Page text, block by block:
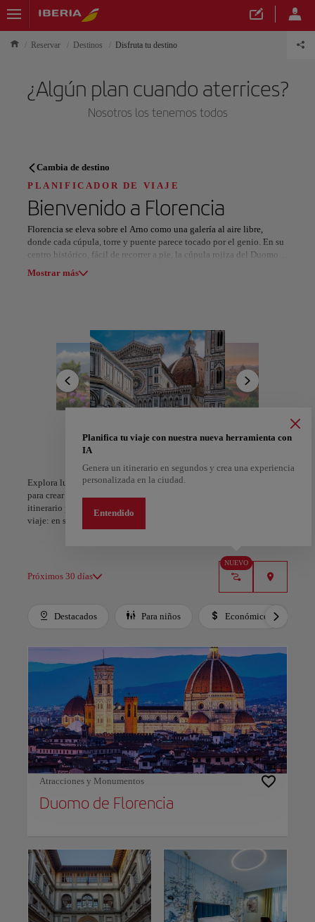
Reservar Destinos Disfruta tu destino
¿Algún plan cuando aterrices?
Nosotros los tenemos todos
PLANIFICADOR DE VIAJE
Descubre tu próximo destino
Nuestros destinos
A Coruña Alicante
Cambia de destino
PLANIFICADOR DE VIAJE
Bienvenido a Florencia
Florencia se eleva sobre el Arno como una galería al aire libre,
donde cada cúpula, torre y puente parece tocado por el genio. En su
centro histórico, fácil de recorrer a pie, la cúpula rojiza del Duomo y
el medieval Ponte Vecchio marcan el horizonte de una ciudad
Jardines de Boboli ofrecen serenidad verde sobre los tejados. Al
atardecer, la bistecca alla fiorentina, la pasta casera y el gelato
cremoso conquistan trattorias y enotecas que iluminan las calles
empedradas.
Más allá de los grandes iconos, Florencia se descubre en talleres
artesanales, pieles trabajadas a mano y plazas bañadas de sol donde
en cada rincón, invitando al viajero no solo a admirar su elegancia,
sino a sentirse parte de ella, aunque sea por unos días.
Mostrar más
Explora lugares, experiencias y marca con el corazón tus favoritos
para crear tu ruta y compartirla. ¿Quieres más ideas? Obtén un
itinerario personalizado según tus intereses y la duración de tu
viaje: en sólo dos pasos y descargable en Google Maps.
Próximos 30 días
NUEVO
Planifica tu viaje con nuestra nueva herramienta con
IA
Genera un itinerario en segundos y crea una experiencia
personalizada en la ciudad.
Entendido
Destacados Para niños Económico
Atracciones y Monumentos
Duomo de Florencia